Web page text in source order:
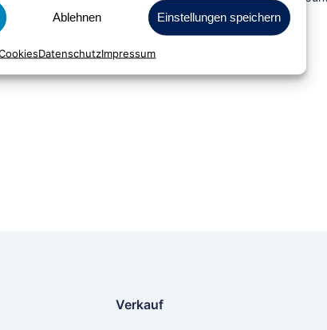
Ablehnen Einstellungen speichern
DatenschutzImpressumBestellen
Verkauf